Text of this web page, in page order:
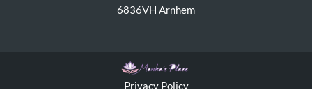
6836VH Arnhem
Privacy Policy